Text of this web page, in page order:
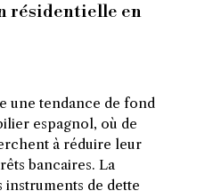
résidentielle en
une tendance de fond
espagnol, où de
à réduire leur
bancaires. La
instruments de dette